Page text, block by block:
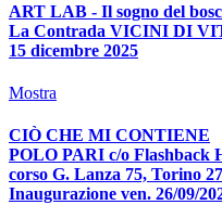
ART LAB - Il sogno del
La Contrada VICINI DI
15 dicembre 2025
Mostra
CIÒ CHE MI CONTIENE
POLO PARI c/o Flashback
corso G. Lanza 75, Torino
Inaugurazione ven. 26/09/